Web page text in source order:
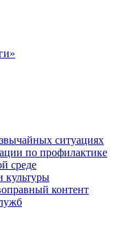
ситуациях
по профилактике
среде
культуры
контент